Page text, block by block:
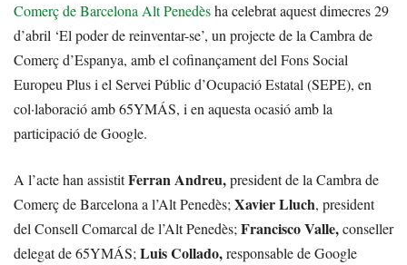
Comerç de Barcelona Alt Penedèsha celebrat aquest dimecres 29
d’abril ‘El poder de reinventar-se’, un projecte de la Cambra de
Comerç d’Espanya, amb el cofinançament del Fons Social
Europeu Plus i el Servei Públic d’Ocupació Estatal (SEPE), en
col·laboració amb 65YMÁS, i en aquesta ocasió amb la
participació de Google.
A l’acte han assistitFerran Andreu,president de la Cambra de
Comerç de Barcelona a l’Alt Penedès;Xavier Lluch, president
del Consell Comarcal de l’Alt Penedès;Francisco Valle,conseller
delegat de 65YMÁS;Luis Collado,responsable de Google